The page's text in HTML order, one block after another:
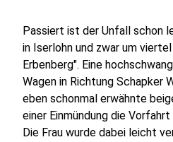
Passiert ist der Unfall schon
in Iserlohn und zwar um
Erbenberg". Eine
Wagen in Richtung Schapker
eben schonmal erwähnte
einer Einmündung die
Die Frau wurde dabei leicht